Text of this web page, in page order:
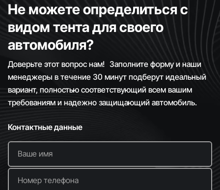
Не можете определиться с
видом тента для своего
автомобиля?
Доверьте этот вопрос нам! Заполните форму и наши
менеджеры в течение 30 минут подберут идеальный
вариант, полностью соответствующий всем вашим
требованиям и надежно защищающий автомобиль.
Контактные данные
Ваше имя
Номер телефона